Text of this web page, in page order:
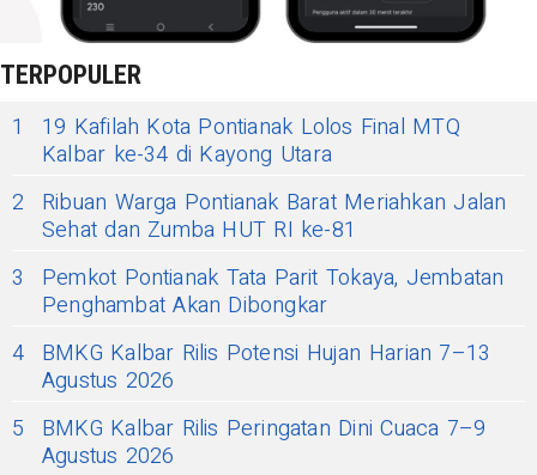
TERPOPULER
1
19 Kafilah Kota Pontianak Lolos Final MTQ
Kalbar ke-34 di Kayong Utara
2
Ribuan Warga Pontianak Barat Meriahkan Jalan
Sehat dan Zumba HUT RI ke-81
3
Pemkot Pontianak Tata Parit Tokaya, Jembatan
Penghambat Akan Dibongkar
4 BMKG Kalbar Rilis Potensi Hujan Harian 7–13
Agustus 2026
5
BMKG Kalbar Rilis Peringatan Dini Cuaca 7–9
Agustus 2026